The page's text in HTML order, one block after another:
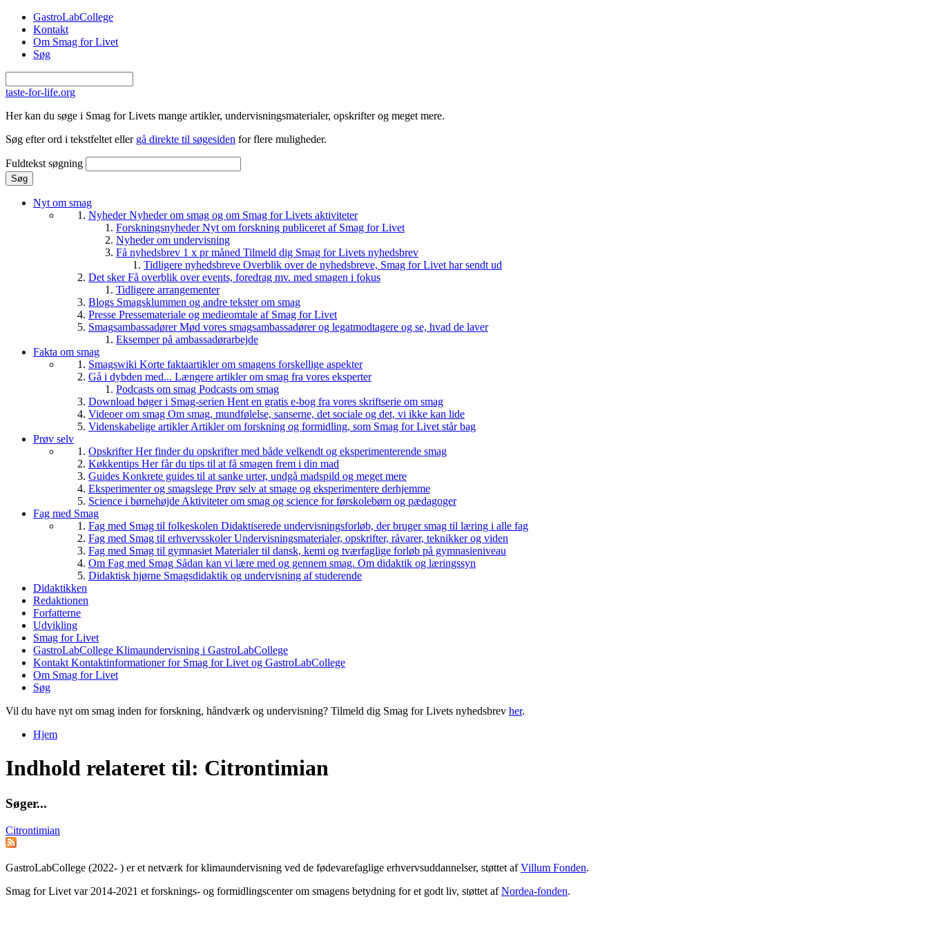
Gå til hovedindhold
GastroLabCollege
Kontakt
Om Smag for Livet
Søg
taste-for-life.org
Her kan du søge i Smag for Livets mange artikler, undervisningsmaterialer, opskrifter og meget mere.
Søg efter ord i tekstfeltet eller gå direkte til søgesiden for flere muligheder.
Fuldtekst søgning
Nyt om smag
NyhederNyheder om smag og om Smag for Livets aktiviteter
ForskningsnyhederNyt om forskning publiceret af Smag for Livet
Nyheder om undervisning
Få nyhedsbrev 1 x pr måned Tilmeld dig Smag for Livets nyhedsbrev
Tidligere nyhedsbreve Overblik over de nyhedsbreve, Smag for Livet har sendt ud
Det skerFå overblik over events, foredrag mv. med smagen i fokus
Tidligere arrangementer
Blogs Smagsklummen og andre tekster om smag
Presse Pressemateriale og medieomtale af Smag for Livet
SmagsambassadørerMød vores smagsambassadører og legatmodtagere og se, hvad de laver
Eksemper på ambassadørarbejde
Fakta om smag
Smagswiki Korte faktaartikler om smagens forskellige aspekter
Gå i dybden med... Længere artikler om smag fra vores eksperter
Podcasts om smag Podcasts om smag
Download bøger i Smag-serien Hent en gratis e-bog fra vores skriftserie om smag
Videoer om smag Om smag, mundfølelse, sanserne, det sociale og det, vi ikke kan lide
Videnskabelige artiklerArtikler om forskning og formidling, som Smag for Livet står bag
Prøv selv
OpskrifterHer finder du opskrifter med både velkendt og eksperimenterende smag
Køkkentips Her får du tips til at få smagen frem i din mad
Guides Konkrete guides til at sanke urter, undgå madspild og meget mere
Eksperimenter og smagslege Prøv selv at smage og eksperimentere derhjemme
Science i børnehøjde Aktiviteter om smag og science for førskolebørn og pædagoger
Fag med Smag
Fag med Smag til folkeskolen Didaktiserede undervisningsforløb, der bruger smag til læring i alle fag
Fag med Smag til erhvervsskolerUndervisningsmaterialer, opskrifter, råvarer, teknikker og viden
Fag med Smag til gymnasiet Materialer til dansk, kemi og tværfaglige forløb på gymnasieniveau
Om Fag med Smag Sådan kan vi lære med og gennem smag. Om didaktik og læringssyn
Didaktisk hjørne Smagsdidaktik og undervisning af studerende
Didaktikken
Redaktionen
Forfatterne
Udvikling
Smag for Livet
GastroLabCollege Klimaundervisning i GastroLabCollege
Kontakt Kontaktinformationer for Smag for Livet og GastroLabCollege
Om Smag for Livet
Søg
Vil du have nyt om smag inden for forskning, håndværk og undervisning? Tilmeld dig Smag for Livets nyhedsbrev her.
Hjem
Indhold relateret til: Citrontimian
Søger...
Citrontimian
GastroLabCollege (2022- ) er et netværk for klimaundervisning ved de fødevarefaglige erhvervsuddannelser, støttet afVillum Fonden.
Smag for Livet var 2014-2021 et forsknings- og formidlingscenter om smagens betydning for et godt liv, støttet afNordea-fonden.